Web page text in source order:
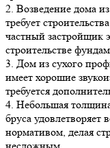
2. Возведение дома
требует
частный застройщик
строительстве
3. Дом из сухого
имеет хорошие
требуется
4. Небольшая
бруса удовлетворяет
нормативом, делая